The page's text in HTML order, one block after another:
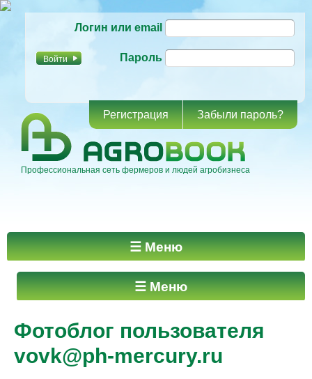
основному
Логин или email
Пароль
Регистрация Забыли пароль?
Профессиональная сеть фермеров и людей агробизнеса
Главное меню ☰ Меню
☰ Меню
Фотоблог пользователя
vovk@ph-mercury.ru